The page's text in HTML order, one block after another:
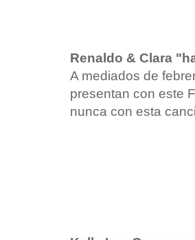
Renaldo & Clara
A mediados de
presentan con este
nunca con esta